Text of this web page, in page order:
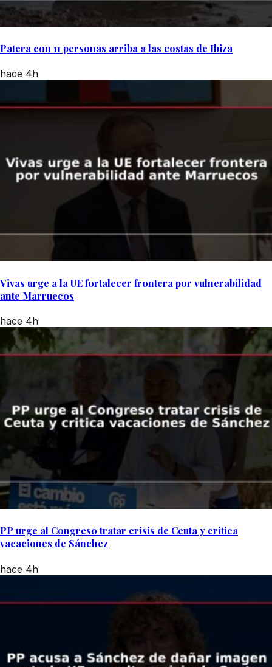
Patera con 11 personas arriba a las costas de Ibiza
hace 4h
Vivas urge a la UE fortalecer frontera por vulnerabilidad
ante Marruecos
hace 4h
PP urge al Congreso tratar crisis de Ceuta y critica
vacaciones de Sánchez
hace 4h